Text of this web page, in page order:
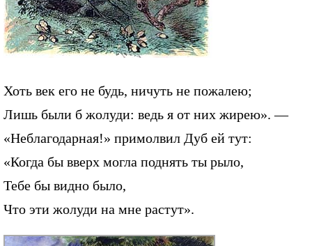
Хоть век его не будь, ничуть не пожалею;
Лишь были б жолуди: ведь я от них жирею». —
«Неблагодарная!» примолвил Дуб ей тут:
«Когда бы вверх могла поднять ты рыло,
Тебе бы видно было,
Что эти жолуди на мне растут».